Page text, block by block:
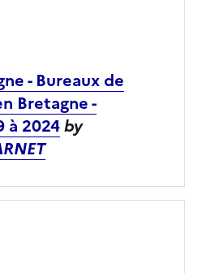
- Bureaux de
Bretagne -
à 2024by